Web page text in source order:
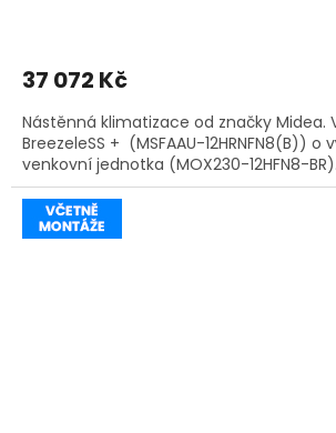
37 072 Kč
Nástěnná klimatizace od značky Midea.
BreezeleSS + (MSFAAU-12HRNFN8(B)) o
venkovní jednotka (MOX230-12HFN8-BR).